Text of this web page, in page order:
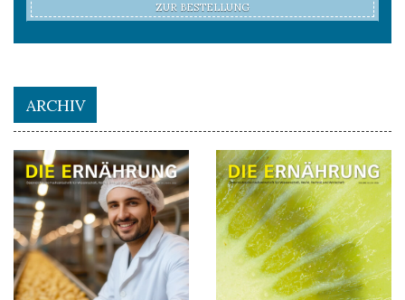
ZUR BESTELLUNG
ARCHIV